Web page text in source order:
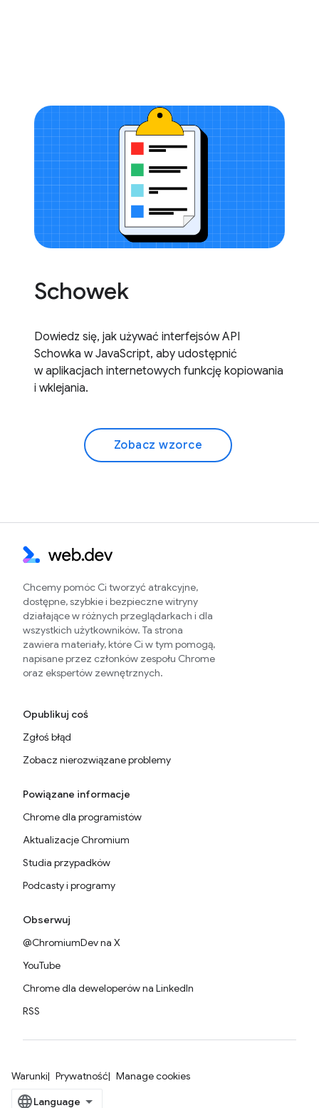
Schowek
Dowiedz się, jak używać interfejsów API
Schowka w JavaScript, aby udostępnić
w aplikacjach internetowych funkcję kopiowania
i wklejania.
Zobacz wzorce
Chcemy pomóc Ci tworzyć atrakcyjne,
dostępne, szybkie i bezpieczne witryny
działające w różnych przeglądarkach i dla
wszystkich użytkowników. Ta strona
zawiera materiały, które Ci w tym pomogą,
napisane przez członków zespołu Chrome
oraz ekspertów zewnętrznych.
Opublikuj coś
Zgłoś błąd
Zobacz nierozwiązane problemy
Powiązane informacje
Chrome dla programistów
Aktualizacje Chromium
Studia przypadków
Podcasty i programy
Obserwuj
@ChromiumDev na X
YouTube
Chrome dla deweloperów na LinkedIn
RSS
Warunki Prywatność Manage cookies